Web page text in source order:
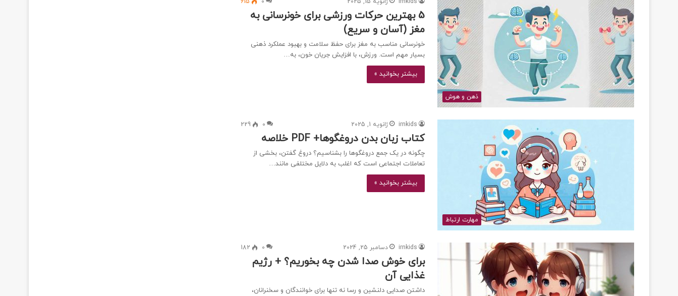
ذهن و هوش
irnkids ژانویه 15, 2025 0
615
5 بهترین حرکات ورزشی برای خونرسانی به
مغز (آسان و سریع)
خونرسانی مناسب به مغز برای حفظ سلامت و بهبود عملکرد ذهنی
بسیار مهم است. ورزش، با افزایش جریان خون، به…
بیشتر بخوانید »
مهارت ارتباط
irnkids ژانویه 1, 2025 0
229
کتاب زبان بدن دروغگوها+ PDF خلاصه
چگونه در یک جمع دروغگوها را بشناسیم؟ دروغ گفتن، بخشی از
تعاملات اجتماعی است که اغلب به دلایل مختلفی مانند…
بیشتر بخوانید »
irnkids دسامبر 25, 2024 0
182
برای خوش صدا شدن چه بخوریم؟ + رژیم
غذایی آن
داشتن صدایی دلنشین و رسا نه تنها برای خوانندگان و سخنرانان،